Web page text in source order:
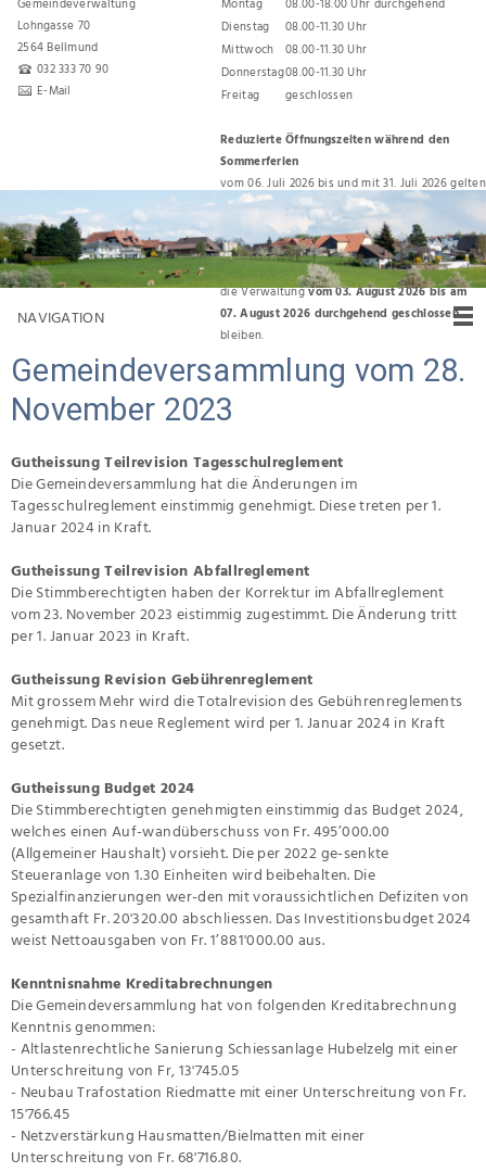
Lohngasse 70
2564 Bellmund
032 333 70 90
E-Mail
Dienstag
08.00-11.30 Uhr
Mittwoch
08.00-11.30 Uhr
Donnerstag08.00-11.30 Uhr
Freitag
geschlossen
Reduzierte Öffnungszeiten während den
Sommerferien
vom 06. Juli 2026 bis und mit 31. Juli 2026 gelten
folgende Öffnungszeiten:
Montag, Dienstag, Donnerstag 08.00 Uhr bis
11.30 Uhr
Für den Umzug zurück ins Gemeindehaus wird
die Verwaltungvom 03. August 2026 bis am
07. August 2026 durchgehend geschlossen
bleiben.
NAVIGATION
Gemeindeversammlung vom 28.
November 2023
Gutheissung Teilrevision Tagesschulreglement
Die Gemeindeversammlung hat die Änderungen im
Tagesschulreglement einstimmig genehmigt. Diese treten per 1.
Januar 2024 in Kraft.
Gutheissung Teilrevision Abfallreglement
Die Stimmberechtigten haben der Korrektur im Abfallreglement
vom 23. November 2023 eistimmig zugestimmt. Die Änderung tritt
per 1. Januar 2023 in Kraft.
Gutheissung Revision Gebührenreglement
Mit grossem Mehr wird die Totalrevision des Gebührenreglements
genehmigt. Das neue Reglement wird per 1. Januar 2024 in Kraft
gesetzt.
Gutheissung Budget 2024
Die Stimmberechtigten genehmigten einstimmig das Budget 2024,
welches einen Auf-wandüberschuss von Fr. 495’000.00
(Allgemeiner Haushalt) vorsieht. Die per 2022 ge-senkte
Steueranlage von 1.30 Einheiten wird beibehalten. Die
Spezialfinanzierungen wer-den mit voraussichtlichen Defiziten von
gesamthaft Fr. 20'320.00 abschliessen. Das Investitionsbudget 2024
weist Nettoausgaben von Fr. 1’881'000.00 aus.
Kenntnisnahme Kreditabrechnungen
Die Gemeindeversammlung hat von folgenden Kreditabrechnung
Kenntnis genommen:
- Altlastenrechtliche Sanierung Schiessanlage Hubelzelg mit einer
Unterschreitung von Fr, 13'745.05
- Neubau Trafostation Riedmatte mit einer Unterschreitung von Fr.
15'766.45
- Netzverstärkung Hausmatten/Bielmatten mit einer
Unterschreitung von Fr. 68'716.80.